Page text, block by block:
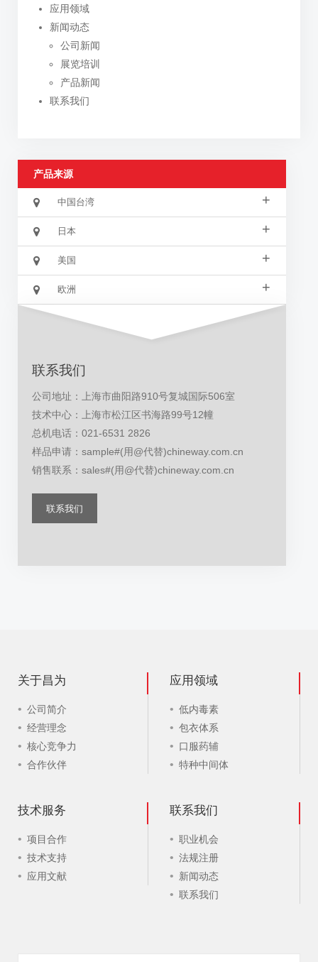
应用领域
新闻动态
公司新闻
展览培训
产品新闻
联系我们
产品来源
中国台湾 +
日本 +
美国 +
欧洲 +
联系我们
公司地址：上海市曲阳路910号复城国际506室
技术中心：上海市松江区书海路99号12幢
总机电话：021-6531 2826
样品申请：sample#(用@代替)chineway.com.cn
销售联系：sales#(用@代替)chineway.com.cn
联系我们
关于昌为
公司简介
经营理念
核心竞争力
合作伙伴
应用领域
低内毒素
包衣体系
口服药辅
特种中间体
技术服务
项目合作
技术支持
应用文献
联系我们
职业机会
法规注册
新闻动态
联系我们